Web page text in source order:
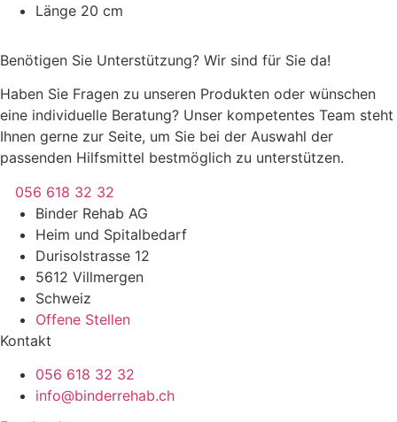
Länge 20 cm
Benötigen Sie Unterstützung? Wir sind für Sie da!
Haben Sie Fragen zu unseren Produkten oder wünschen
eine individuelle Beratung? Unser kompetentes Team steht
Ihnen gerne zur Seite, um Sie bei der Auswahl der
passenden Hilfsmittel bestmöglich zu unterstützen.
056 618 32 32
Binder Rehab AG
Heim und Spitalbedarf
Durisolstrasse 12
5612 Villmergen
Schweiz
Offene Stellen
Kontakt
056 618 32 32
info@binderrehab.ch